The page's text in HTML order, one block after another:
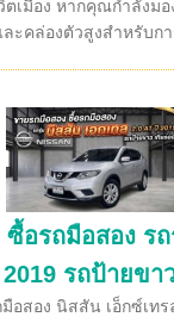
เมือง หากคุณกำลังม
คล่องตัวสูงสำหรับกา
ซื้อรถมือสอง ร
รถป้ายขา
อสอง นิสสัน เอ็กซ์เทร